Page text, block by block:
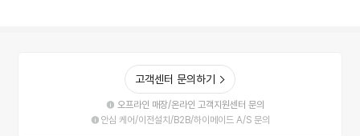
고객센터 문의하기
오프라인 매장/온라인 고객지원센터 문의
안심 케어/이전설치/B2B/하이메이드 A/S 문의